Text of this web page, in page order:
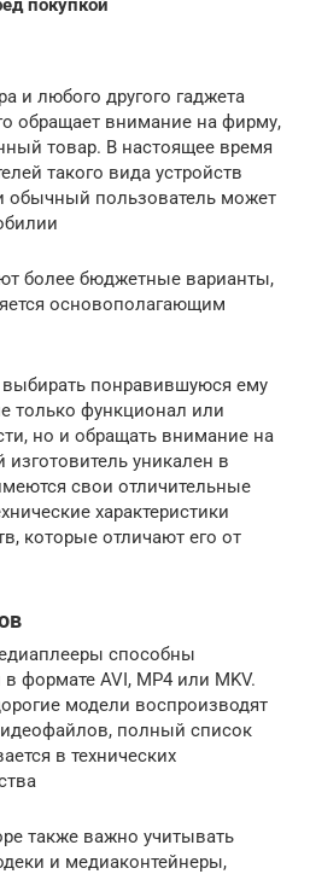
покупкой
и любого другого гаджета
обращает внимание на фирму,
товар. В настоящее время
такого вида устройств
обычный пользователь может
более бюджетные варианты,
основополагающим
понравившуюся ему
только функционал или
но и обращать внимание на
уникален в
свои отличительные
характеристики
которые отличают его от
способны
формате AVI, MP4 или MKV.
модели воспроизводят
полный список
в технических
также важно учитывать
и медиаконтейнеры,